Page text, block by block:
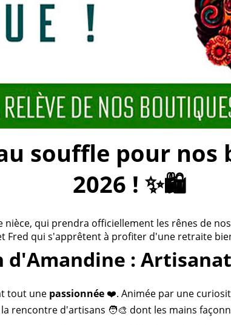
souffle pour nos
2026 ! ✨🛍️
qui prendra officiellement les rênes de
Fred qui s'apprêtent à profiter d'une retraite
d'Amandine :
tout une passionnée❤️. Animée par une
rencontre d'artisans 🧑‍🎨 dont les mains